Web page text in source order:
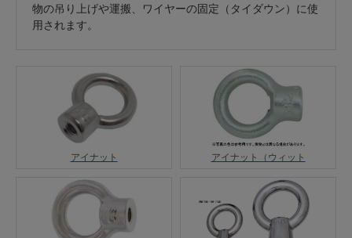
物の吊り上げや運搬、ワイヤーの固定（タイダウン）に使
用されます。
アイナット アイナット（ウィット